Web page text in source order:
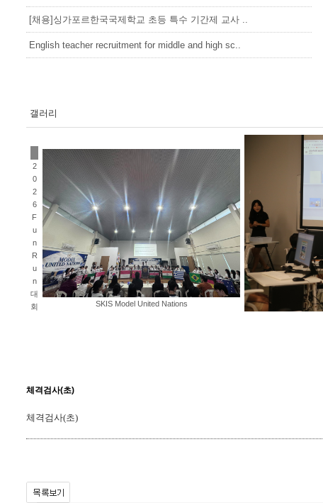
[채용]싱가포르한국국제학교 초등 특수 기간제 교사 ..
English teacher recruitment for middle and high sc..
갤러리
2
0
2
6
F
u
n
R
u
n
대
회
SKIS Model United Nations
체격검사(초)
체격검사(초)